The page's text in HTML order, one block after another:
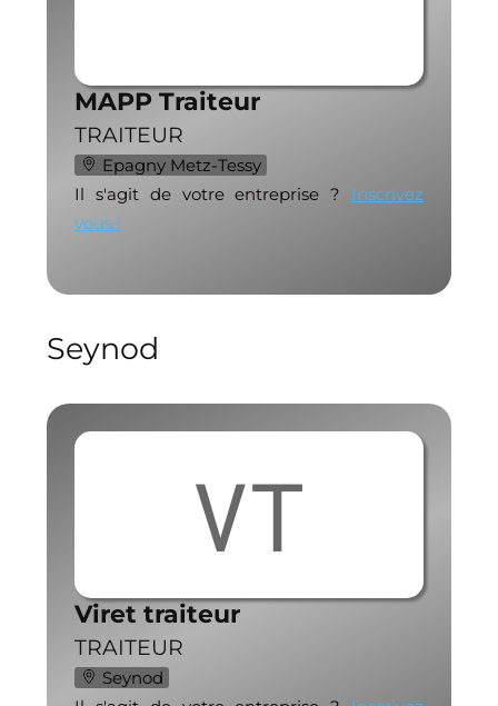
MAPP Traiteur
TRAITEUR
Epagny Metz-Tessy
Il s'agit de votre entreprise ? Inscrivez
vous !
Seynod
VT
Viret traiteur
TRAITEUR
Seynod